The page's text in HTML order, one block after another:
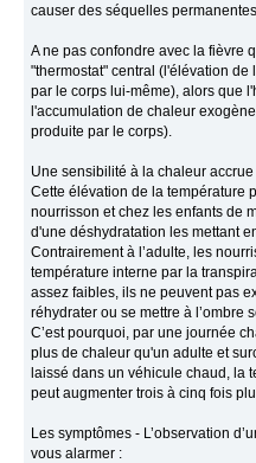
causer des séquelles
A ne pas confondre avec la fièvre
"thermostat" central (l'élévation
par le corps lui‐même), alors que
l'accumulation de chaleur
produite par le corps).
Une sensibilité à la chaleur
Cette élévation de la température
nourrisson et chez les enfants de
d'une déshydratation les mettant
Contrairement à l’adulte, les
température interne par la
assez faibles, ils ne peuvent pas
réhydrater ou se mettre à l’ombre
C’est pourquoi, par une journée
plus de chaleur qu'un adulte et
laissé dans un véhicule chaud, la
peut augmenter trois à cinq fois
Les symptômes - L’observation
vous alarmer :